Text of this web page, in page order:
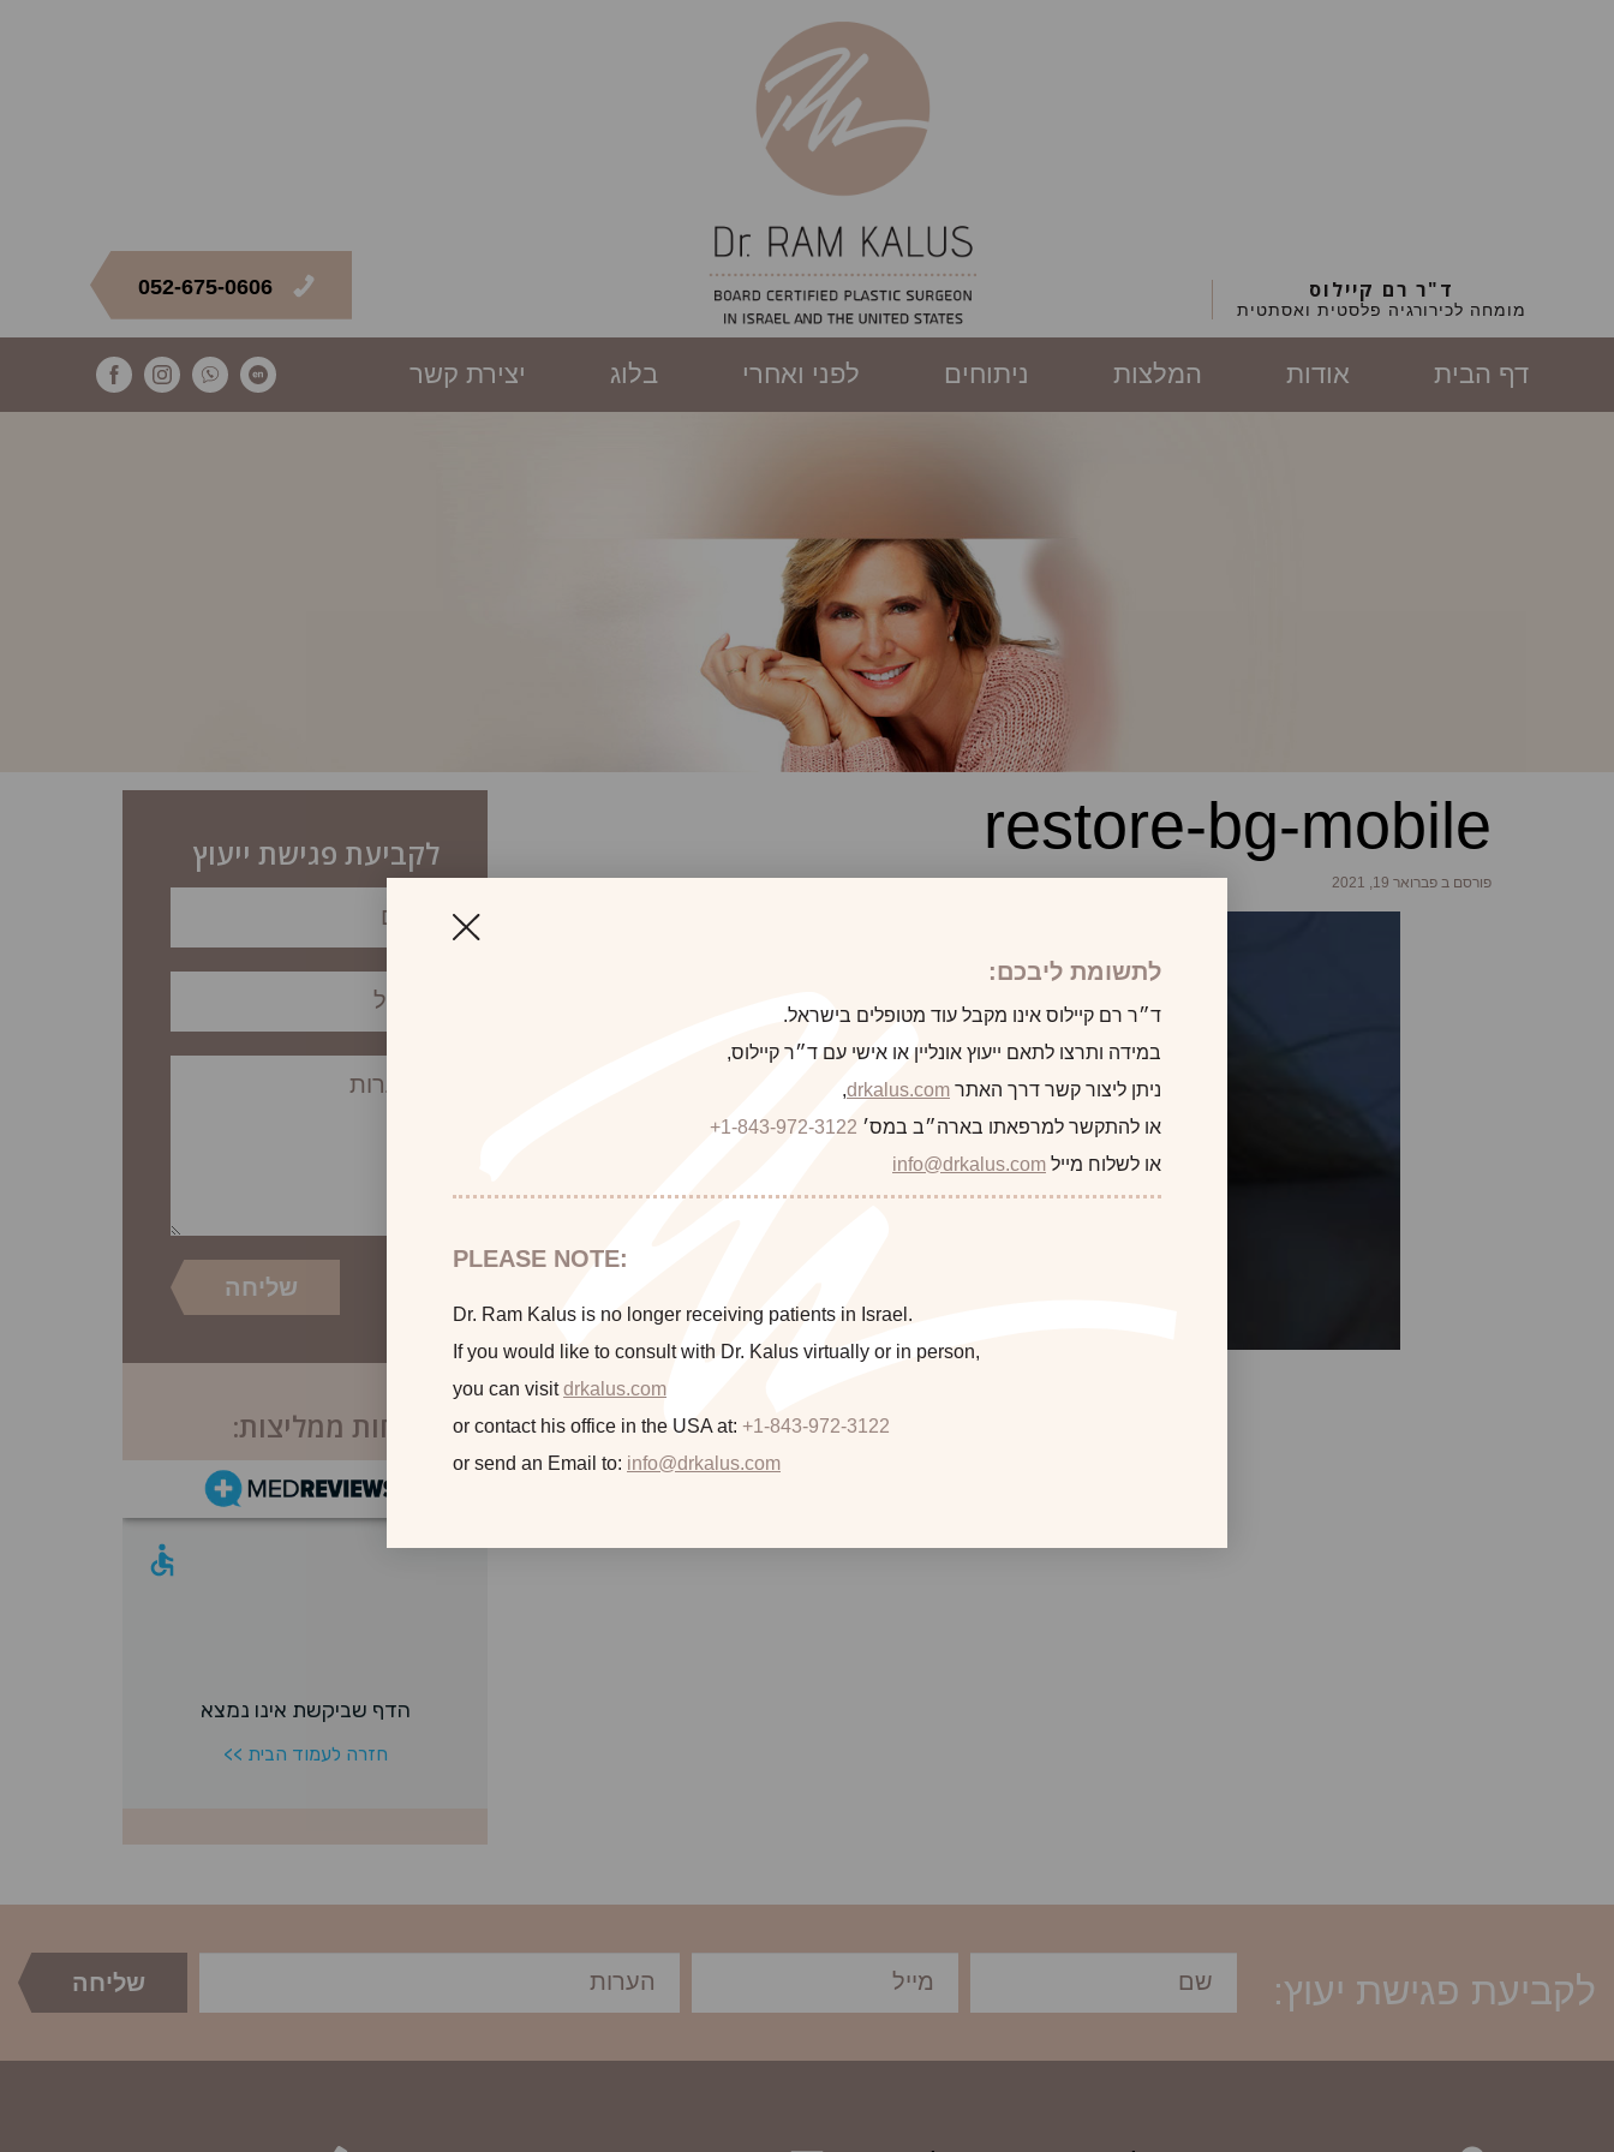
ד"ר רם קיילוס
מומחה לכירורגיה פלסטית ואסתטית
052-675-0606
דף הבית אודות המלצות ניתוחים לפני ואחרי בלוג יצירת קשר
restore-bg-mobile
פורסם ב פברואר 19, 2021
כתבה קודמת
לקביעת פגישת ייעוץ
לקוחות ממליצות:
לקביעת פגישת יעוץ:
לתשומת ליבכם:
ד״ר רם קיילוס אינו מקבל עוד מטופלים בישראל.
במידה ותרצו לתאם ייעוץ אונליין או אישי עם ד״ר קיילוס,
ניתן ליצור קשר דרך האתר drkalus.com
,
או להתקשר למרפאתו בארה״ב במס׳ +1-843-972-3122
או לשלוח מייל info@drkalus.com
PLEASE NOTE:
Dr. Ram Kalus is no longer receiving patients in Israel.
If you would like to consult with Dr. Kalus virtually or in person,
you can visitdrkalus.com
or contact his office in the USA at: +1-843-972-3122
or send an Email to: info@drkalus.com